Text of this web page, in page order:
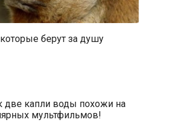
берут за душу
две капли воды похожи на
мультфильмов!